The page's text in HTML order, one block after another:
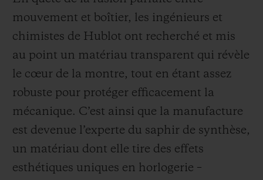
mouvement et boîtier, les ingénieurs et
chimistes de Hublot ont recherché et mis
au point un matériau transparent qui révèle
le cœur de la montre, tout en étant assez
robuste pour protéger efficacement la
mécanique. C’est ainsi que la manufacture
est devenue l’experte du saphir de synthèse,
un matériau dont elle tire des effets
esthétiques uniques en horlogerie –